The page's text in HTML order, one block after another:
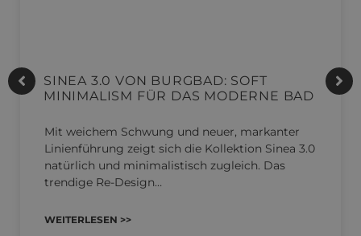
SINEA 3.0 VON BURGBAD: SOFT
MINIMALISM FÜR DAS MODERNE BAD
Mit weichem Schwung und neuer, markanter
Linienführung zeigt sich die Kollektion Sinea 3.0
natürlich und minimalistisch zugleich. Das
trendige Re-Design…
WEITERLESEN >>